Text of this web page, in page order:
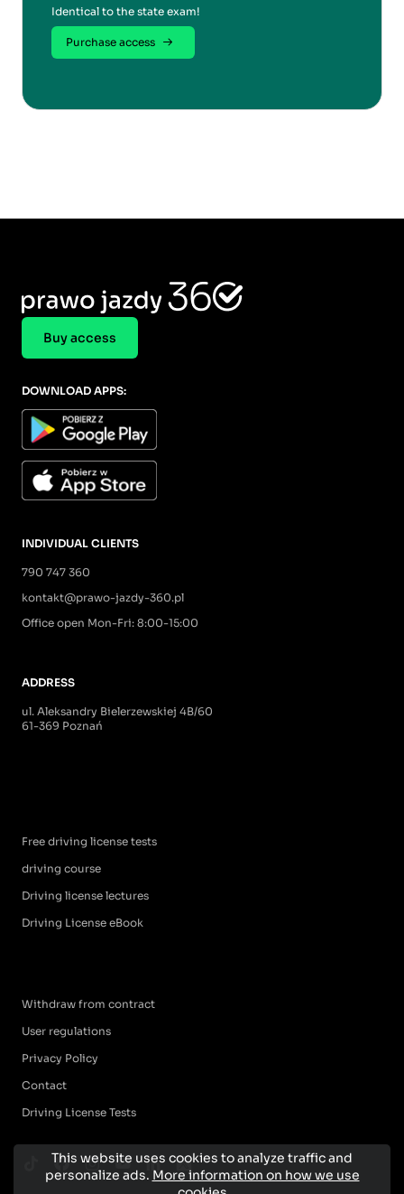
Identical to the state exam!
Purchase access
Buy access
INDIVIDUAL CLIENTS
790 747 360
kontakt@prawo-jazdy-360.pl
Office open Mon-Fri: 8:00-15:00
ADDRESS
ul. Aleksandry Bielerzewskiej 4B/60
61-369 Poznań
Free driving license tests
driving course
Driving license lectures
Driving License eBook
Withdraw from contract
User regulations
Privacy Policy
Contact
Driving License Tests
DOWNLOAD APPS:
This website uses cookies to analyze traffic and
personalize ads. More information on how we use